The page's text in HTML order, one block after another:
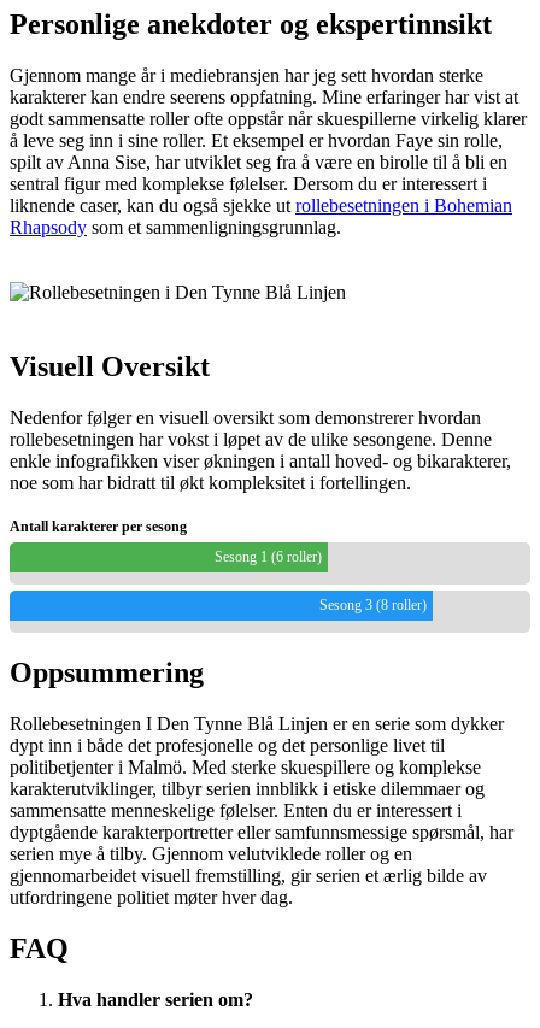
Personlige anekdoter og ekspertinnsikt
Gjennom mange år i mediebransjen har jeg sett hvordan sterke
karakterer kan endre seerens oppfatning. Mine erfaringer har vist at
godt sammensatte roller ofte oppstår når skuespillerne virkelig klarer
å leve seg inn i sine roller. Et eksempel er hvordan Faye sin rolle,
spilt av Anna Sise, har utviklet seg fra å være en birolle til å bli en
sentral figur med komplekse følelser. Dersom du er interessert i
liknende caser, kan du også sjekke ut rollebesetningen i Bohemian
Rhapsody som et sammenligningsgrunnlag.
Visuell Oversikt
Nedenfor følger en visuell oversikt som demonstrerer hvordan
rollebesetningen har vokst i løpet av de ulike sesongene. Denne
enkle infografikken viser økningen i antall hoved- og bikarakterer,
noe som har bidratt til økt kompleksitet i fortellingen.
Antall karakterer per sesong
Sesong 1 (6 roller)
Sesong 3 (8 roller)
Oppsummering
Rollebesetningen I Den Tynne Blå Linjen er en serie som dykker
dypt inn i både det profesjonelle og det personlige livet til
politibetjenter i Malmö. Med sterke skuespillere og komplekse
karakterutviklinger, tilbyr serien innblikk i etiske dilemmaer og
sammensatte menneskelige følelser. Enten du er interessert i
dyptgående karakterportretter eller samfunnsmessige spørsmål, har
serien mye å tilby. Gjennom velutviklede roller og en
gjennomarbeidet visuell fremstilling, gir serien et ærlig bilde av
utfordringene politiet møter hver dag.
FAQ
Hva handler serien om?